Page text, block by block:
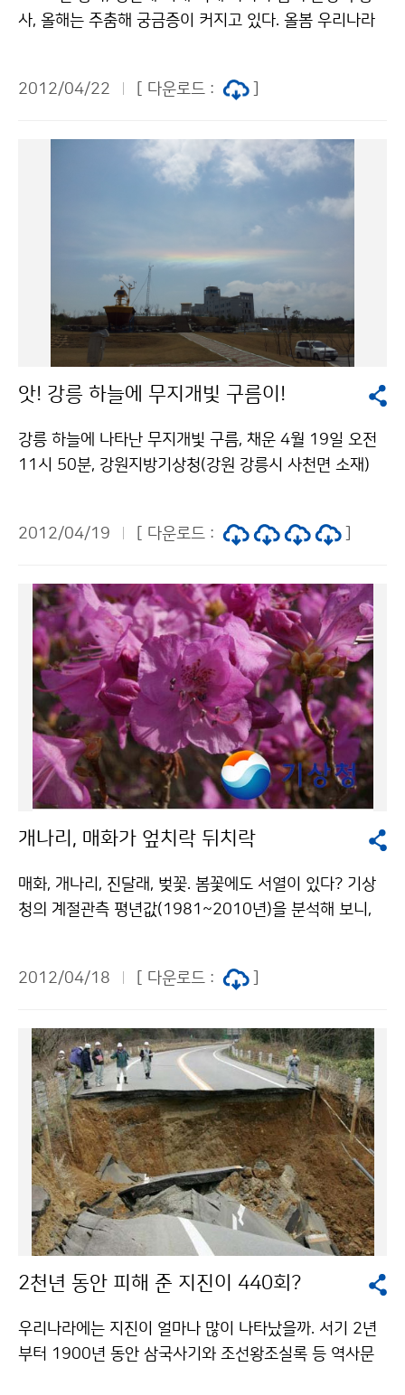
㎜)과 비슷하겠음 지역별 상세 기상전망 평균기온 강수량
※ 월 단위 이상 기간에 대한 평균 기온ㆍ강수량의 전망
사, 올해는 주춤해 궁금증이 커지고 있다. 올봄 우리나라
다. * 평년 : 1981년~2010년, 30년 평균 2008년 기상
궁금한 것은 사실이다. 올봄 황사, 어찌된 일일까. 먼저 황
사발원지의 상황부터 살펴보자. 황사발원지에서는 황사가
지속적으로 발생하고 있으나, 평년에 비해 황사의 농도가
약한 것이 원인으로 지목되고 있다. 황사발원지 부근을 지
나는 저기압도 평상시보다 북쪽으로 만들어져 한 몫을 더
하고 있다. 또한 우리나라 주변으로 남풍 계열의 바람이
많이 불어 황사발원지에서 황사가 직접 유입되기도 어려
웠다. 이번 주 중반까지는 우리나라 주변으로 남풍 계열의
바람이 많이 불어 황사의 영향을 받을 가능성은 낮을 것으
흐름에 따라 우리나라도 황사의 영향을 받을 가능성도 있
청 이(가) 창작한 올봄 황사, 어디갔어 어디갔어? 저작물
은 "공공누리" 출처표시-상업적이용금지 조건에 따라 이
2012/04/22 [ 다운로드 :
앗! 강릉 하늘에 무지개빛 구름이!
강릉 하늘에 나타난 무지개빛 구름, 채운 4월 19일 오전
11시 50분, 강원지방기상청(강원 강릉시 사천면 소재)
시각 : 4.19.11:50) 채운(irisation)은 구름 속의 물방울
는 현상이다. 주로 권층운, 권적운(지상에서 6~15km 고
도) 또는 고적운(지상에서 2~6km 고도)에서 나타나며,
녹색, 복숭아색이 많이 보인다. 같은 날 오후 1시 20분 경
에는 국가기상위성센터(충북 진천군 광혜원면 소재)에서
도 채운이 나타났다. 충북 진천군의 채운 (촬영장소 : 국가
기상위성센터, 촬영시각 : 4.19.13:20) 지상에는 울긋불
긋 봄꽃, 하늘에는 무지개빛 구름과 함께 봄이 깊어가고
있다. 기상청 이(가) 창작한 앗! 강릉 하늘에 무지개빛 구
름이! 저작물은 "공공누리" 출처표시-상업적이용금지 조
2012/04/19 [ 다운로드 :
개나리, 매화가 엎치락 뒤치락
매화, 개나리, 진달래, 벚꽃. 봄꽃에도 서열이 있다? 기상
청의 계절관측 평년값(1981~2010년)을 분석해 보니,
동해안지방에는 ´매화-개나리-진달래-벚꽃´의 순서로 꽃
달래-매화-벚꽃´로 나타났다. 대구, 안동 등 내륙 일부지
방에서는 ´개나리-매화-진달래-벚꽃´ 순서로 꽃이 피었
다. 봄꽃의 개화 순서는 지역에 따라, 그리고 그해 겨울과
봄의 날씨(기온, 강수량, 일조량)에 따라 조금씩 달라지기
도 한다. 매화, 개나리, 진달래 그리고 벚꽃이 엎치락 뒤치
락 앞다투어 봄소식을 알려주고 있다. 올 봄, 우리집 앞마
당에는 어떤 꽃이 가장 서둘러 피었는지 눈여겨 보는 재미
도 쏠쏠하다. 기상청 이(가) 창작한 개나리, 매화가 엎치락
뒤치락 저작물은 "공공누리" 출처표시-상업적이용금지
2012/04/18 [ 다운로드 :
2천년 동안 피해 준 지진이 440회?
우리나라에는 지진이 얼마나 많이 나타났을까. 서기 2년
부터 1900년 동안 삼국사기와 조선왕조실록 등 역사문